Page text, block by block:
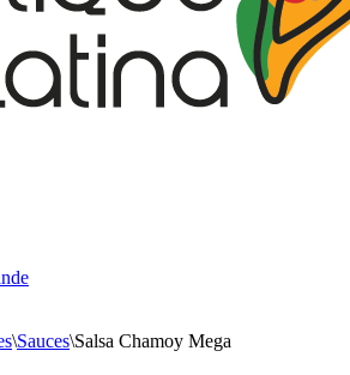
\Sauces\Salsa Chamoy Mega